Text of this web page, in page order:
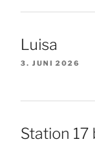
Luisa
3. JUNI 2026
Station 17